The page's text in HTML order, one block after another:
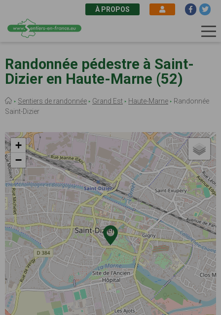
au
contenu
principal
À PROPOS
Randonnée pédestre à Saint-
Dizier en Haute-Marne (52)
Fil
d'Ariane
Sentiers de randonnée Grand Est Haute-Marne
Randonnée
Saint-Dizier
+
−